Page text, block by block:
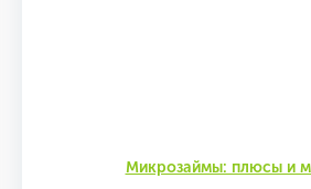
Микрозаймы: плюсы и